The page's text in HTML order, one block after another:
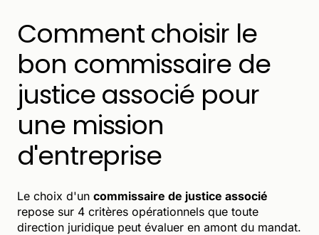
Comment choisir le
bon commissaire de
justice associé pour
une mission
d'entreprise
Le choix d'un commissaire de justice associé
repose sur 4 critères opérationnels que toute
direction juridique peut évaluer en amont du mandat.